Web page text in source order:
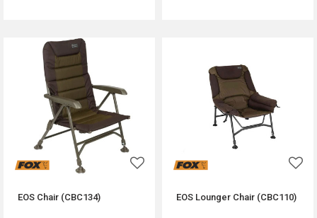
EOS Chair (CBC134) EOS Lounger Chair (CBC110)